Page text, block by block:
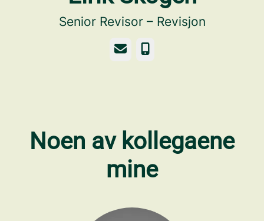
Senior Revisor – Revisjon
E-postTelefonnummer
Noen av kollegaene
mine